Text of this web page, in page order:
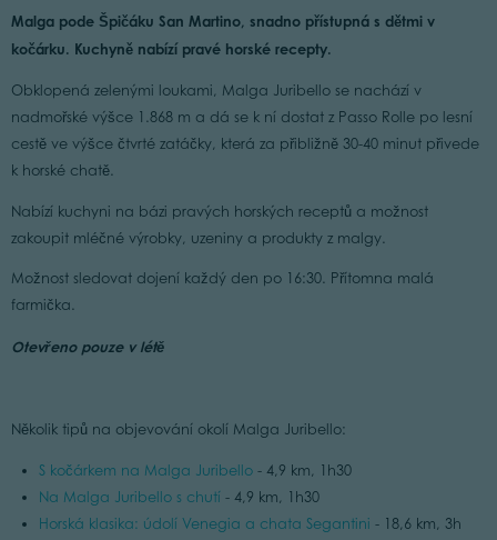
Malga pode Špičáku San Martino, snadno přístupná s dětmi v
kočárku. Kuchyně nabízí pravé horské recepty.
Obklopená zelenými loukami, Malga Juribello se nachází v
nadmořské výšce 1.868 m a dá se k ní dostat z Passo Rolle po lesní
cestě ve výšce čtvrté zatáčky, která za přibližně 30-40 minut přivede
k horské chatě.
Nabízí kuchyni na bázi pravých horských receptů a možnost
zakoupit mléčné výrobky, uzeniny a produkty z malgy.
Možnost sledovat dojení každý den po 16:30. Přítomna malá
farmička.
Otevřeno pouze v létě
Několik tipů na objevování okolí Malga Juribello:
S kočárkem na Malga Juribello- 4,9 km, 1h30
Na Malga Juribello s chutí- 4,9 km, 1h30
Horská klasika: údolí Venegia a chata Segantini - 18,6 km, 3h